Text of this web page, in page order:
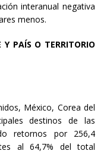
interanual negativa
menos.
Y PAÍS O TERRITORIO
México, Corea del
destinos de las
retornos por 256,4
al 64,7% del total